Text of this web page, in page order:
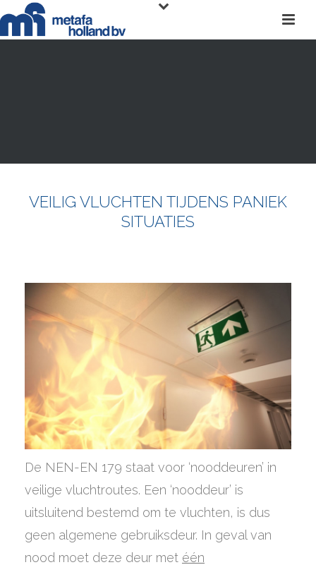
VEILIG VLUCHTEN TIJDENS PANIEK
SITUATIES
De NEN-EN 179 staat voor ‘nooddeuren’ in
veilige vluchtroutes. Een ‘nooddeur’ is
uitsluitend bestemd om te vluchten, is dus
geen algemene gebruiksdeur. In geval van
nood moet deze deur met één